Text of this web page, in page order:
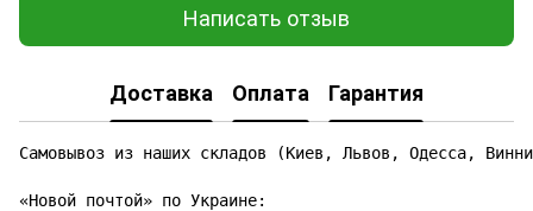
Написать отзыв
Доставка Оплата Гарантия
Самовывоз из наших складов (Киев, Львов, Одесса,
«Новой почтой» по Украине: